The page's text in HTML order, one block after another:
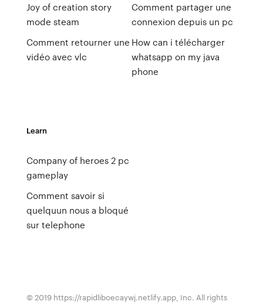
Joy of creation story
mode steam
Comment retourner une
vidéo avec vlc
Comment partager une
connexion depuis un pc
How can i télécharger
whatsapp on my java
phone
Learn
Company of heroes 2 pc
gameplay
Comment savoir si
quelquun nous a bloqué
sur telephone
© 2019 https://rapidliboecaywj.netlify.app, Inc. All rights